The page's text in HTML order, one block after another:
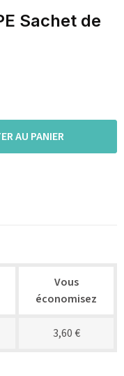
Sachet de
AU PANIER
Vous
économisez
3,60 €